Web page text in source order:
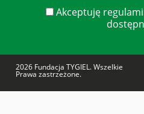
Akceptuję
2026 Fundacja TYGIEL. Wszelkie
Prawa zastrzeżone.